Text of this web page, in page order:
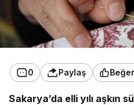
0 Paylaş
Sakarya’da elli yılı aşkın